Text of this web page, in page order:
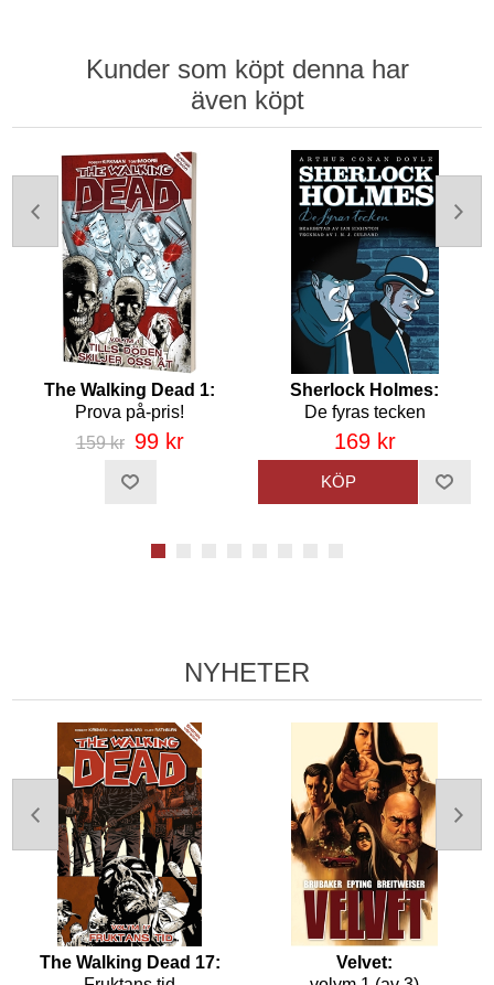
Kunder som köpt denna har
även köpt
The Walking Dead 1:
Prova på-pris!
159 kr
99 kr
Sherlock Holmes:
De fyras tecken
169 kr
NYHETER
The Walking Dead 17:
Velvet: